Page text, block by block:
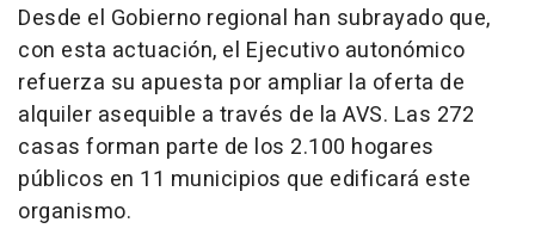
Desde el Gobierno regional han subrayado que,
con esta actuación, el Ejecutivo autonómico
refuerza su apuesta por ampliar la oferta de
alquiler asequible a través de la AVS. Las 272
casas forman parte de los 2.100 hogares
públicos en 11 municipios que edificará este
organismo.